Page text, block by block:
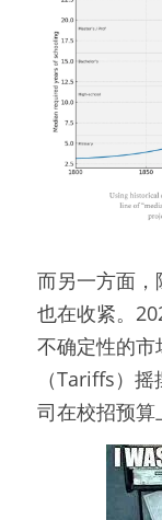
而另一方面
也在收紧。
不确定性的
（Tariffs）
司在校招预